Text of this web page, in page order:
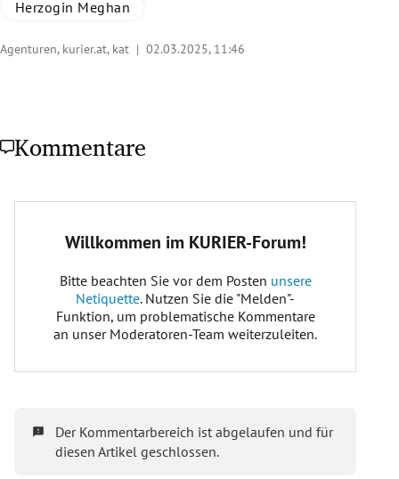
Herzogin Meghan
Agenturen, kurier.at, kat | 02.03.2025, 11:46
Kommentare